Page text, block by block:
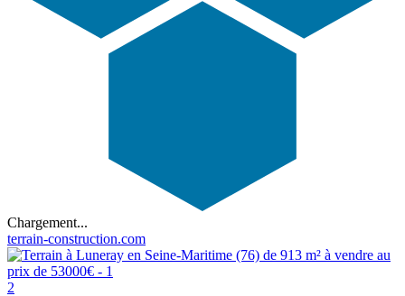
Chargement...
terrain-construction.com
2